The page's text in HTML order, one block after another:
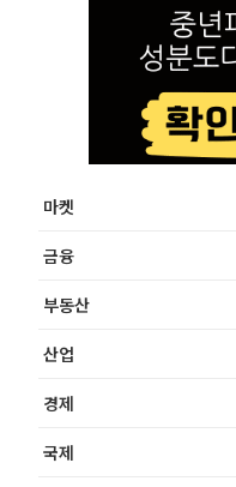
마켓
금융
부동산
산업
경제
국제